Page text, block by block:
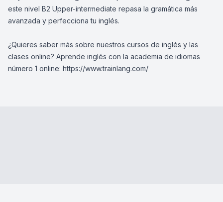
este nivel B2 Upper-intermediate repasa la gramática más
avanzada y perfecciona tu inglés.
¿Quieres saber más sobre nuestros cursos de inglés y las
clases online? Aprende inglés con la academia de idiomas
número 1 online: https://www.trainlang.com/